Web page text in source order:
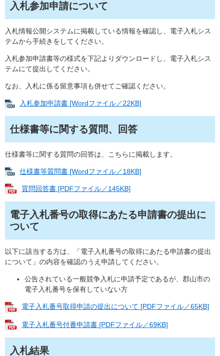
入札参加申請について
入札情報公開システムに掲載している情報を確認し、電子入札シス
テムから手続きをしてください。
入札参加申請書等の様式を下記よりダウンロードし、電子入札シス
テムにて提出してください。
なお、入札に係る留意事項も併せてご確認ください。
入札参加申請書 [Wordファイル／22KB]
仕様書等に関する質問、回答
仕様書等に関する質問の回答は、こちらに掲載します。
仕様書等質問書 [Wordファイル／18KB]
質問回答書 [PDFファイル／145KB]
電子入札番号の取得にあたる申請書の提出に
ついて
以下に該当する方は、「電子入札番号の取得にあたる申請書の提出
について」の内容を確認のうえ申請してください。
公告されている一般競争入札に申請予定であるが、郡山市の
電子入札番号を保有していない方
電子入札番号取得申請の提出について [PDFファイル／65KB]
電子入札番号付番申請書 [PDFファイル／69KB]
入札結果